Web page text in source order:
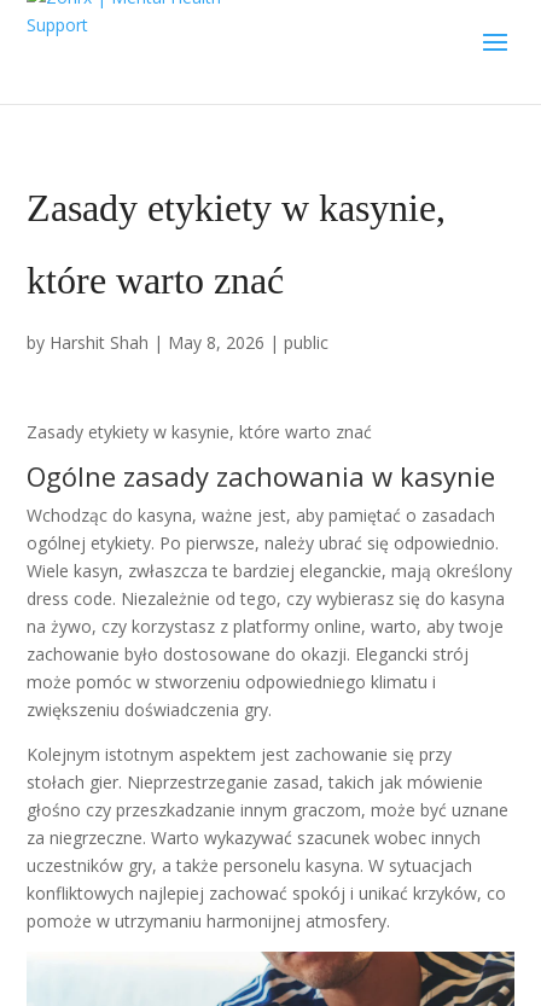
Zasady etykiety w kasynie,
które warto znać
by Harshit Shah | May 8, 2026 |public
Zasady etykiety w kasynie, które warto znać
Ogólne zasady zachowania w kasynie
Wchodząc do kasyna, ważne jest, aby pamiętać o zasadach
ogólnej etykiety. Po pierwsze, należy ubrać się odpowiednio.
Wiele kasyn, zwłaszcza te bardziej eleganckie, mają określony
dress code. Niezależnie od tego, czy wybierasz się do kasyna
na żywo, czy korzystasz z platformy online, warto, aby twoje
zachowanie było dostosowane do okazji. Elegancki strój
może pomóc w stworzeniu odpowiedniego klimatu i
zwiększeniu doświadczenia gry.
Kolejnym istotnym aspektem jest zachowanie się przy
stołach gier. Nieprzestrzeganie zasad, takich jak mówienie
głośno czy przeszkadzanie innym graczom, może być uznane
za niegrzeczne. Warto wykazywać szacunek wobec innych
uczestników gry, a także personelu kasyna. W sytuacjach
konfliktowych najlepiej zachować spokój i unikać krzyków, co
pomoże w utrzymaniu harmonijnej atmosfery.